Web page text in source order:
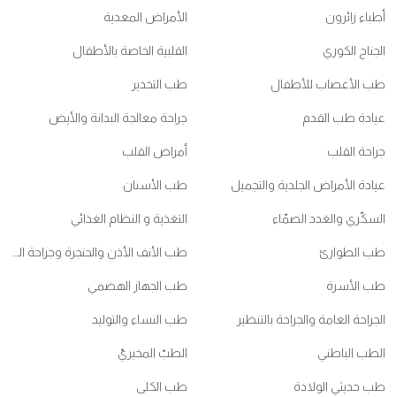
أطباء زائرون الأمراض المعدية
الجناح الكوري القلبية الخاصة بالأطفال
طب الأعصاب للأطفال طب التخدير
عيادة طب القدم جراحة معالجة البدانة والأيض
جراحة القلب أمراض القلب
عيادة الأمراض الجلدية والتجميل طب الأسنان
السكّري والغدد الصمّاء التغذية و النظام الغذائي
طب الطوارئ
طب الأسرة طب الجهاز الهضمي
الجراحة العامة والجراحة بالتنظير طب النساء والتوليد
الطب الباطني الطبّ المخبريّ
طب حديثي الولادة طب الكلى